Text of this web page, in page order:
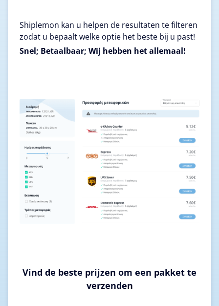
Shiplemon kan u helpen de resultaten te filteren
zodat u bepaalt welke optie het beste bij u past!
Snel; Betaalbaar; Wij hebben het allemaal!
Vind de beste prijzen om een pakket te
verzenden